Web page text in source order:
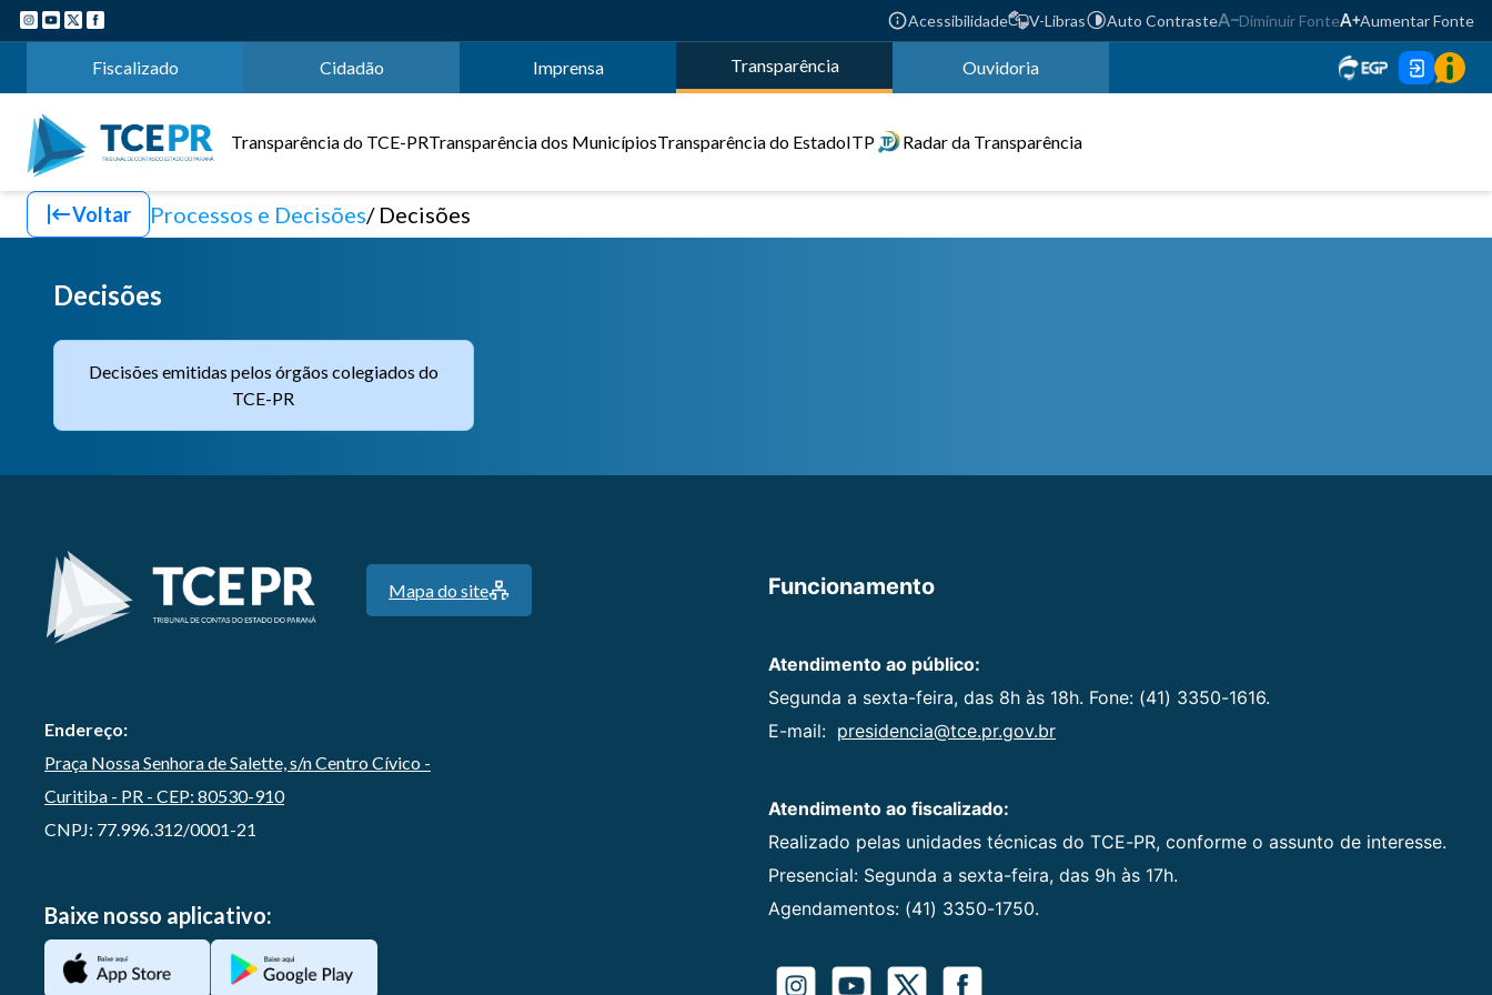
Acessibilidade V-Libras Auto Contraste Diminuir Fonte Aumentar Fonte
Fiscalizado Cidadão Imprensa Transparência Ouvidoria
Transparência do TCE-PRTransparência dos MunicípiosTransparência do EstadoITP Radar da Transparência
Voltar Processos e Decisões Decisões
Decisões
Decisões emitidas pelos órgãos colegiados do
TCE-PR
Mapa do site
Endereço:
Praça Nossa Senhora de Salette, s/n Centro Cívico -
Curitiba - PR - CEP: 80530-910
CNPJ: 77.996.312/0001-21
Baixe nosso aplicativo:
Funcionamento
Atendimento ao público:
Segunda a sexta-feira, das 8h às 18h. Fone: (41) 3350-1616.
E-mail: presidencia@tce.pr.gov.br
Atendimento ao fiscalizado:
Realizado pelas unidades técnicas do TCE-PR, conforme o assunto de interesse.
Presencial: Segunda a sexta-feira, das 9h às 17h.
Agendamentos: (41) 3350-1750.